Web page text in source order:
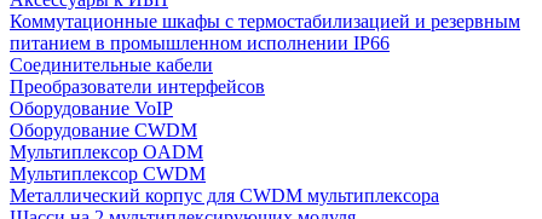
Коммутационные шкафы с термостабилизацией и резервным
питанием в промышленном исполнении IP66
Соединительные кабели
Преобразователи интерфейсов
Оборудование VoIP
Оборудование CWDM
Мультиплекcор OADM
Мультиплексор CWDM
Металлический корпус для CWDM мультиплексора